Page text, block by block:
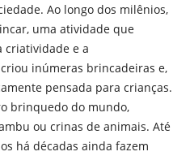
Ao longo dos milênios,
uma atividade que
criatividade e a
inúmeras brincadeiras e,
pensada para crianças.
brinquedo do mundo,
ou crinas de animais. Até
há décadas ainda fazem